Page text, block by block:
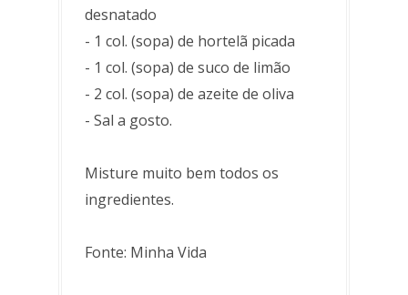
desnatado
- 1 col. (sopa) de hortelã picada
- 1 col. (sopa) de suco de limão
- 2 col. (sopa) de azeite de oliva
- Sal a gosto.
Misture muito bem todos os
ingredientes.
Fonte: Minha Vida